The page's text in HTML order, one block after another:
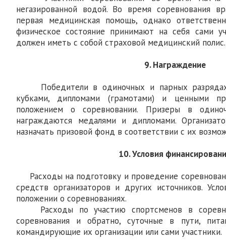
негазированной водой. Во время соревнования
первая медицинская помощь, однако
физическое состояние принимают на себя сами
должен иметь с собой страховой медицинский полис.
9. Награждение
Победители в одиночных и парных разрядах
кубками, дипломами (грамотами) и ценными
положением о соревновании. Призеры в
награждаются медалями и дипломами.
назначать призовой фонд в соответствии с их
10. Условия
Расходы на подготовку и проведение
средств организаторов и других источников.
положении о соревнованиях.
Расходы по участию спортсменов в
соревнования и обратно, суточные в пути,
командирующие их организации или сами участники.